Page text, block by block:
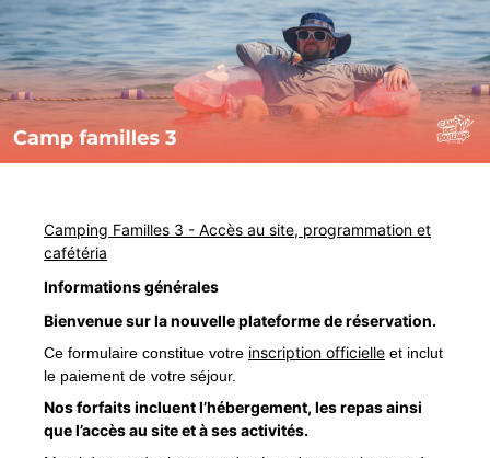
Camping Familles 3 - Accès au site, programmation et
cafétéria
Informations générales
Bienvenue sur la nouvelle plateforme de réservation.
Ce formulaire constitue votre inscription officielle et inclut
le paiement de votre séjour.
Nos forfaits incluent l’hébergement, les repas ainsi
que l’accès au site et à ses activités.